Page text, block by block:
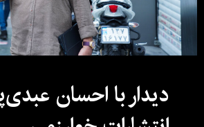
دیدار با احسان